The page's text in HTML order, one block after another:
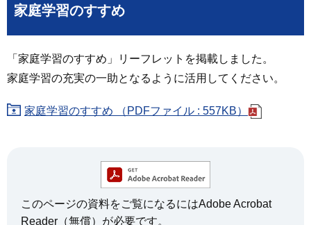
家庭学習のすすめ
「家庭学習のすすめ」リーフレットを掲載しました。
家庭学習の充実の一助となるように活用してください。
家庭学習のすすめ （PDFファイル : 557KB）
このページの資料をご覧になるにはAdobe Acrobat
Reader（無償）が必要です。